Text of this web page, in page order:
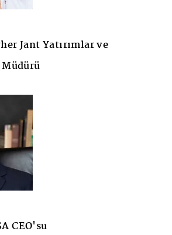
Jant Yatırımlar ve
CEO'su